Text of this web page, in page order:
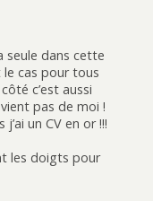
seule dans cette
le cas pour tous
c’est aussi
pas de moi !
un CV en or !!!
les doigts pour